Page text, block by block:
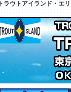
トラウトアイランド・エ